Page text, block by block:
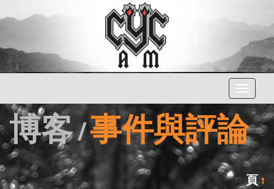
Toggle
博客 /事件與評論
頁 1